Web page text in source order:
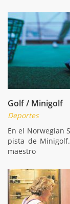
Golf / Minigolf
Deportes
En el Norwegian
pista de
maestro